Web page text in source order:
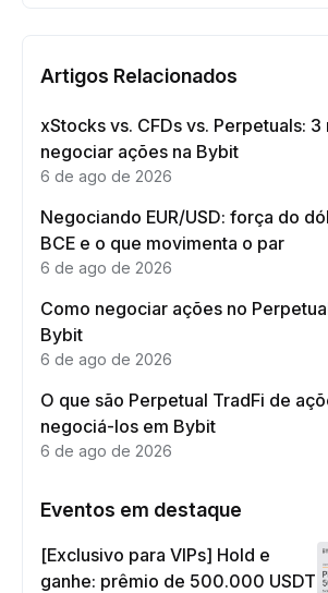
Artigos Relacionados
xStocks vs. CFDs vs. Perpetuals: 3
negociar ações na Bybit
6 de ago de 2026
Negociando EUR/USD: força do
BCE e o que movimenta o par
6 de ago de 2026
Como negociar ações no
Bybit
6 de ago de 2026
O que são Perpetual TradFi de
negociá-los em Bybit
6 de ago de 2026
Eventos em destaque
[Exclusivo para VIPs] Hold e
ganhe: prêmio de 500.000 USDT